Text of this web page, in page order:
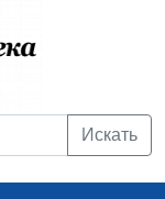
Искать